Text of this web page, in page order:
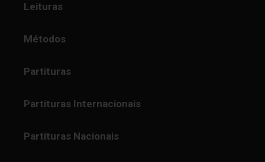
Leituras
Métodos
Partituras
Partituras Internacionais
Partituras Nacionais